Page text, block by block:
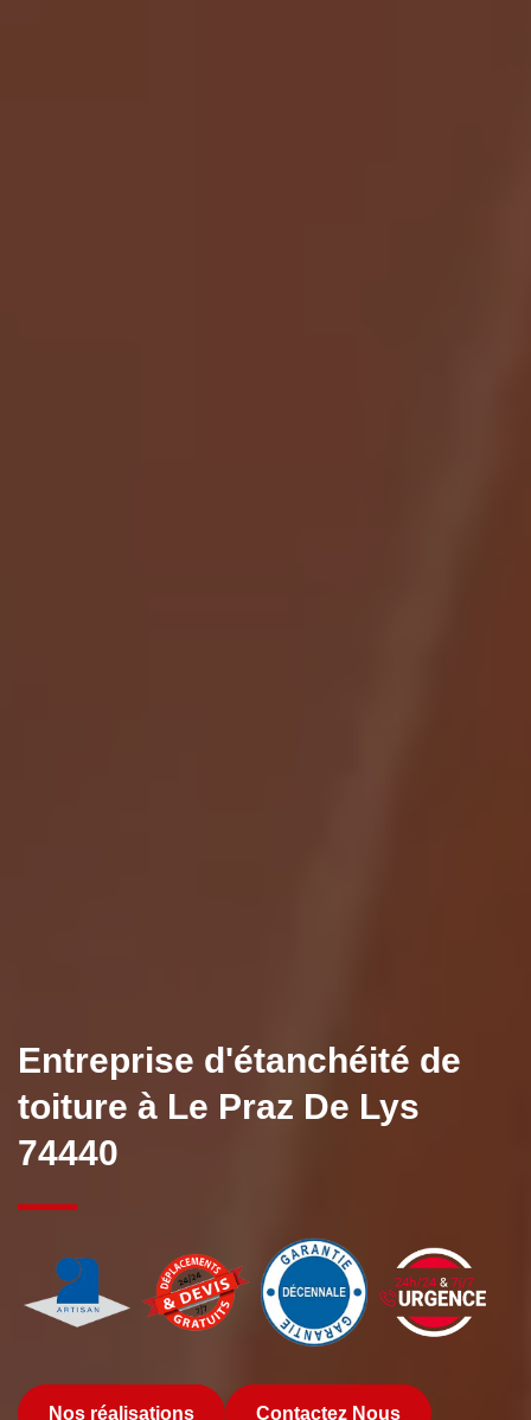
Entreprise d'étanchéité de
toiture à Le Praz De Lys
74440
Nos réalisations Contactez Nous